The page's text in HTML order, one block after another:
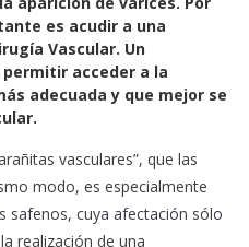
es acudir a una
Vascular. Un
acceder a la
adecuada y que mejor se
vasculares”, que las
modo, es especialmente
safenos, cuya afectación sólo
realización de una